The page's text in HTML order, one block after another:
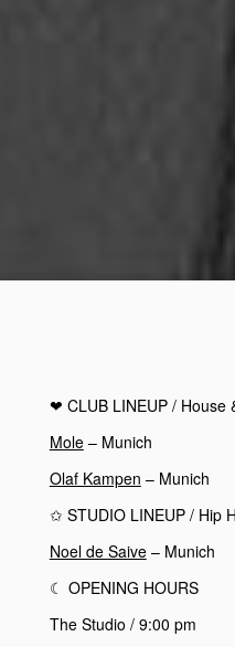
❤︎ CLUB LINEUP/ House
Mole– Munich
Olaf Kampen – Munich
✩ STUDIO LINEUP / Hip
Noel de Saive– Munich
☾ OPENING HOURS
The Studio / 9:00 pm